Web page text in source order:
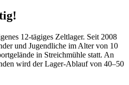
12-tägiges Zeltlager. Seit 2008
und Jugendliche im Alter von 10
in Streichmühle statt. An
wird der Lager-Ablauf von 40–50